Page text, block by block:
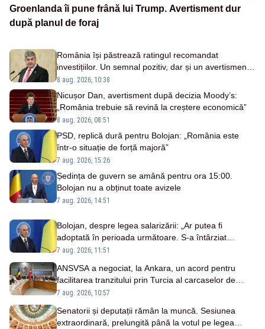
Groenlanda îi pune frână lui Trump. Avertisment dur
după planul de foraj
România își păstrează ratingul recomandat
investițiilor. Un semnal pozitiv, dar și un avertisment
pentru autorități
8 aug. 2026, 10:38
Nicușor Dan, avertisment după decizia Moody’s:
„România trebuie să revină la creștere economică”
8 aug. 2026, 08:51
PSD, replică dură pentru Bolojan: „România este
într-o situație de forță majoră”
7 aug. 2026, 15:26
Ședința de guvern se amână pentru ora 15:00.
Bolojan nu a obținut toate avizele
7 aug. 2026, 14:51
Bolojan, despre legea salarizării: „Ar putea fi
adoptată în perioada următoare. S-a întârziat
depunerea din cauza unor discursuri iresponsabile în
7 aug. 2026, 11:51
ANSVSA a negociat, la Ankara, un acord pentru
facilitarea tranzitului prin Turcia al carcaselor de
ovine și bovine
7 aug. 2026, 10:57
Senatorii și deputații rămân la muncă. Sesiunea
extraordinară, prelungită până la votul pe legea